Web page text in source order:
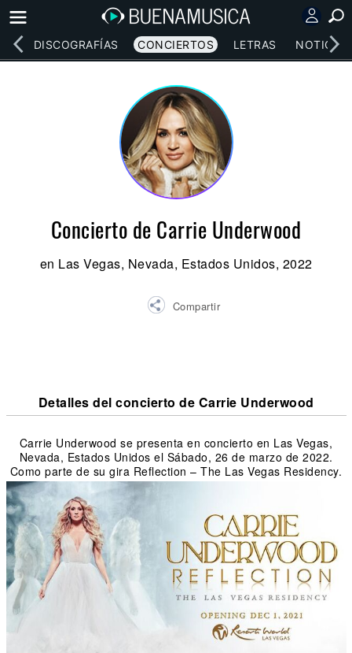
DISCOGRAFÍAS CONCIERTOS LETRAS NOTICIAS
Concierto de Carrie Underwood
en Las Vegas, Nevada, Estados Unidos, 2022
Compartir
Detalles del concierto de Carrie Underwood
Carrie Underwood se presenta en concierto en Las Vegas,
Nevada, Estados Unidos el Sábado, 26 de marzo de 2022.
Como parte de su gira Reflection – The Las Vegas Residency.